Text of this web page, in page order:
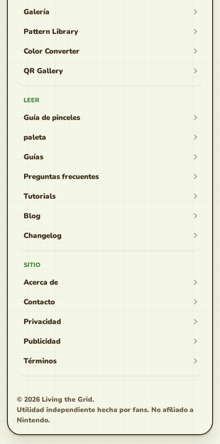
Galería
Pattern Library
Color Converter
QR Gallery
LEER
Guía de pinceles
paleta
Guías
Preguntas frecuentes
Tutorials
Blog
Changelog
SITIO
Acerca de
Contacto
Privacidad
Publicidad
Términos
© 2026 Living the Grid.
Utilidad independiente hecha por fans. No afiliado a
Nintendo.